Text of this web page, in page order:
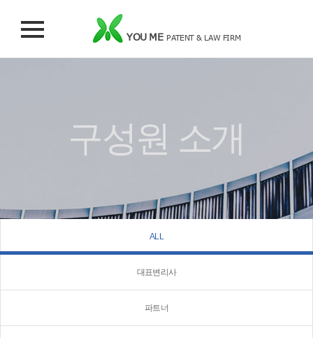
YOU ME PATENT & LAW FIRM
구성원 소개
ALL
대표변리사
파트너